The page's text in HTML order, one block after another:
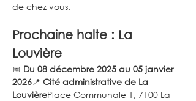
de chez vous.
Prochaine halte : La
Louvière
📅 Du 08 décembre 2025 au 05 janvier
2026📍 Cité administrative de La
LouvièrePlace Communale 1, 7100 La